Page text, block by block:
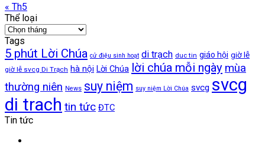
« Th5
Thể loại
Thể
loại
Tags
5 phút Lời Chúa cử điệu sinh hoạt di trạch duc tin giáo hội giờ lễ
giờ lễ svcg Di Trạch hà nội Lời Chúa lời chúa mỗi ngày mùa
thường niên News suy niệm suy niệm Lời Chúa svcg svcg
di trach tin tức ĐTC
Tin tức